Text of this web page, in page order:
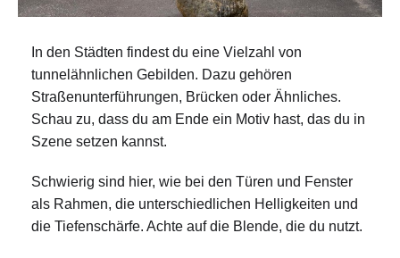
In den Städten findest du eine Vielzahl von
tunnelähnlichen Gebilden. Dazu gehören
Straßenunterführungen, Brücken oder Ähnliches.
Schau zu, dass du am Ende ein Motiv hast, das du in
Szene setzen kannst.
Schwierig sind hier, wie bei den Türen und Fenster
als Rahmen, die unterschiedlichen Helligkeiten und
die Tiefenschärfe. Achte auf die Blende, die du nutzt.